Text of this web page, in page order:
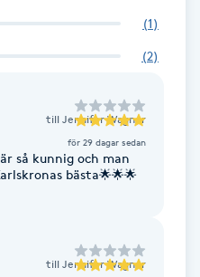
(1)
(2)
till Jennifer Wagner
för 29 dagar sedan
så kunnig och man
bästa🌟🌟🌟
till Jennifer Wagner